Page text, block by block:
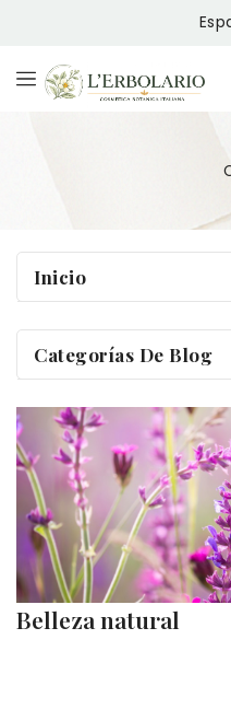
Inicio
Categorías De Blog
Belleza natural